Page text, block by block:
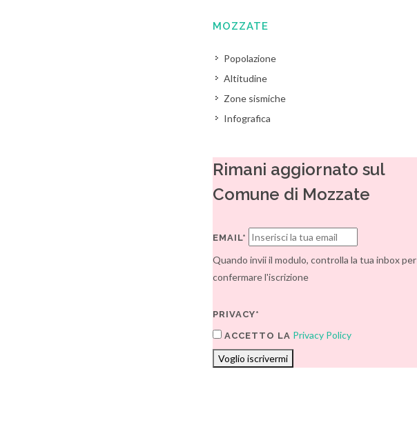
MOZZATE
Popolazione
Altitudine
Zone sismiche
Infografica
Rimani aggiornato sul
Comune di Mozzate
EMAIL*
Quando invii il modulo, controlla la tua inbox per
confermare l'iscrizione
PRIVACY*
ACCETTO LA Privacy Policy
Voglio iscrivermi